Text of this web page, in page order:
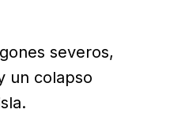
severos,
un colapso